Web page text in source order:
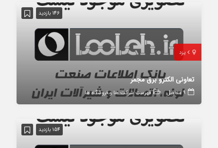
146 بازدید
یزد
تعاونی الکترو برق مجمر
9 ماه قبل فهرست شرکت ها و فروشگاه ها
154 بازدید